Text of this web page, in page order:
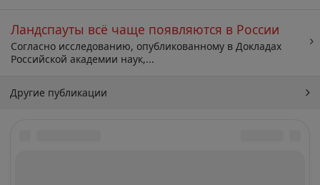
Ландспауты всё чаще появляются в России
Согласно исследованию, опубликованному в Докладах
Российской академии наук,...
Другие публикации